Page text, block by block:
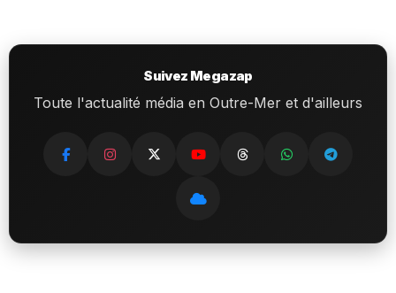
Suivez Megazap
Toute l'actualité média en Outre-Mer et d'ailleurs